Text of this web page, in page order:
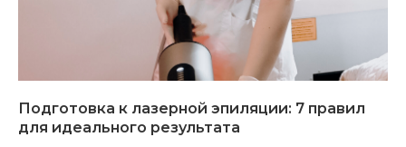
Подготовка к лазерной эпиляции: 7 правил
для идеального результата